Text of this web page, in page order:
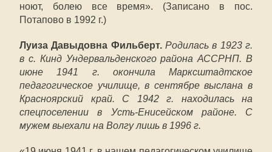
ноют, болею все время». (Записано в пос.
Потапово в 1992 г.)
Луиза Давыдовна Фильберт. Родилась в 1923 г.
в с. Кинд Ундервальденского района АССРНП. В
июне 1941 г. окончила Марксштадтское
педагогическое училище, в сентябре выслана в
Красноярский край. С 1942 г. находилась на
спецпоселении в Усть-Енисейском районе. С
мужем выехали на Волгу лишь в 1996 г.